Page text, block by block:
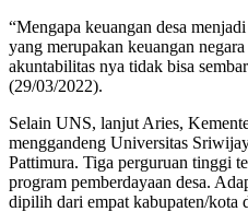
“Mengapa keuangan desa
yang merupakan keuangan
akuntabilitas nya tidak bisa
(29/03/2022).
Selain UNS, lanjut Aries,
menggandeng Universitas
Pattimura. Tiga perguruan tinggi
program pemberdayaan desa.
dipilih dari empat kabupaten/kota